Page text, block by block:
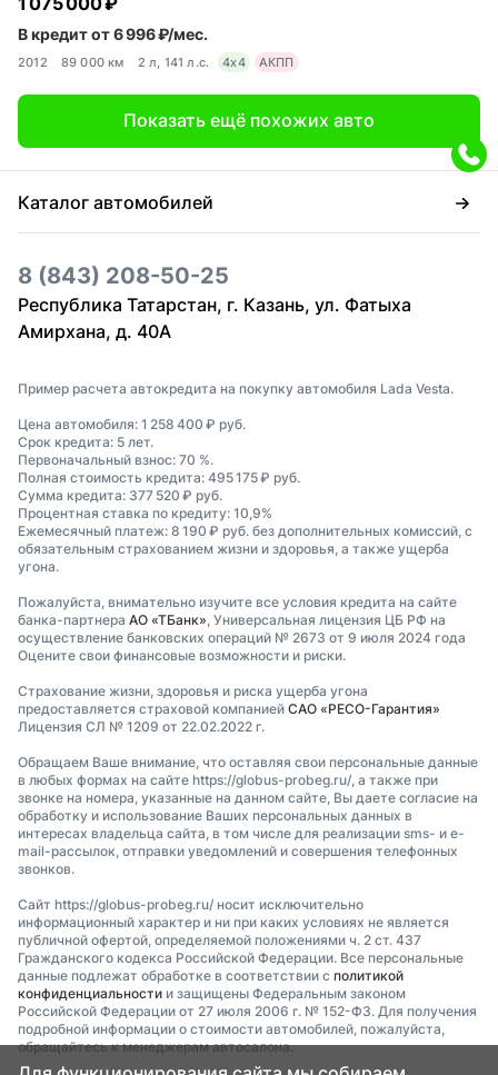
В кредит от 6 996 ₽/мес.
2012 89 000 км 2 л, 141 л.с. 4x4 АКПП
Показать ещё похожих авто
Каталог автомобилей
8 (843) 208-50-25
Республика Татарстан, г. Казань, ул. Фатыха
Амирхана, д. 40А
Пример расчета автокредита на покупку автомобиля Lada Vesta.
Цена автомобиля: 1 258 400 ₽ руб.
Срок кредита: 5 лет.
Первоначальный взнос: 70 %.
Полная стоимость кредита: 495 175 ₽ руб.
Сумма кредита: 377 520 ₽ руб.
Процентная ставка по кредиту: 10,9%
Ежемесячный платеж: 8 190 ₽ руб. без дополнительных комиссий, с
обязательным страхованием жизни и здоровья, а также ущерба
угона.
Пожалуйста, внимательно изучите все условия кредита на сайте
банка-партнера АО «ТБанк», Универсальная лицензия ЦБ РФ на
осуществление банковских операций № 2673 от 9 июля 2024 года
Оцените свои финансовые возможности и риски.
Страхование жизни, здоровья и риска ущерба угона
предоставляется страховой компанией САО «РЕСО-Гарантия»
Лицензия СЛ № 1209 от 22.02.2022 г.
Обращаем Ваше внимание, что оставляя свои персональные данные
в любых формах на сайте https://globus-probeg.ru/, а также при
звонке на номера, указанные на данном сайте, Вы даете согласие на
обработку и использование Ваших персональных данных в
интересах владельца сайта, в том числе для реализации sms- и e-
mail-рассылок, отправки уведомлений и совершения телефонных
звонков.
Сайт https://globus-probeg.ru/ носит исключительно
информационный характер и ни при каких условиях не является
публичной офертой, определяемой положениями ч. 2 ст. 437
Гражданского кодекса Российской Федерации. Все персональные
данные подлежат обработке в соответствии с политикой
конфиденциальности и защищены Федеральным законом
Российской Федерации от 27 июля 2006 г. № 152-ФЗ. Для получения
подробной информации о стоимости автомобилей, пожалуйста,
обращайтесь к менеджерам автосалона.